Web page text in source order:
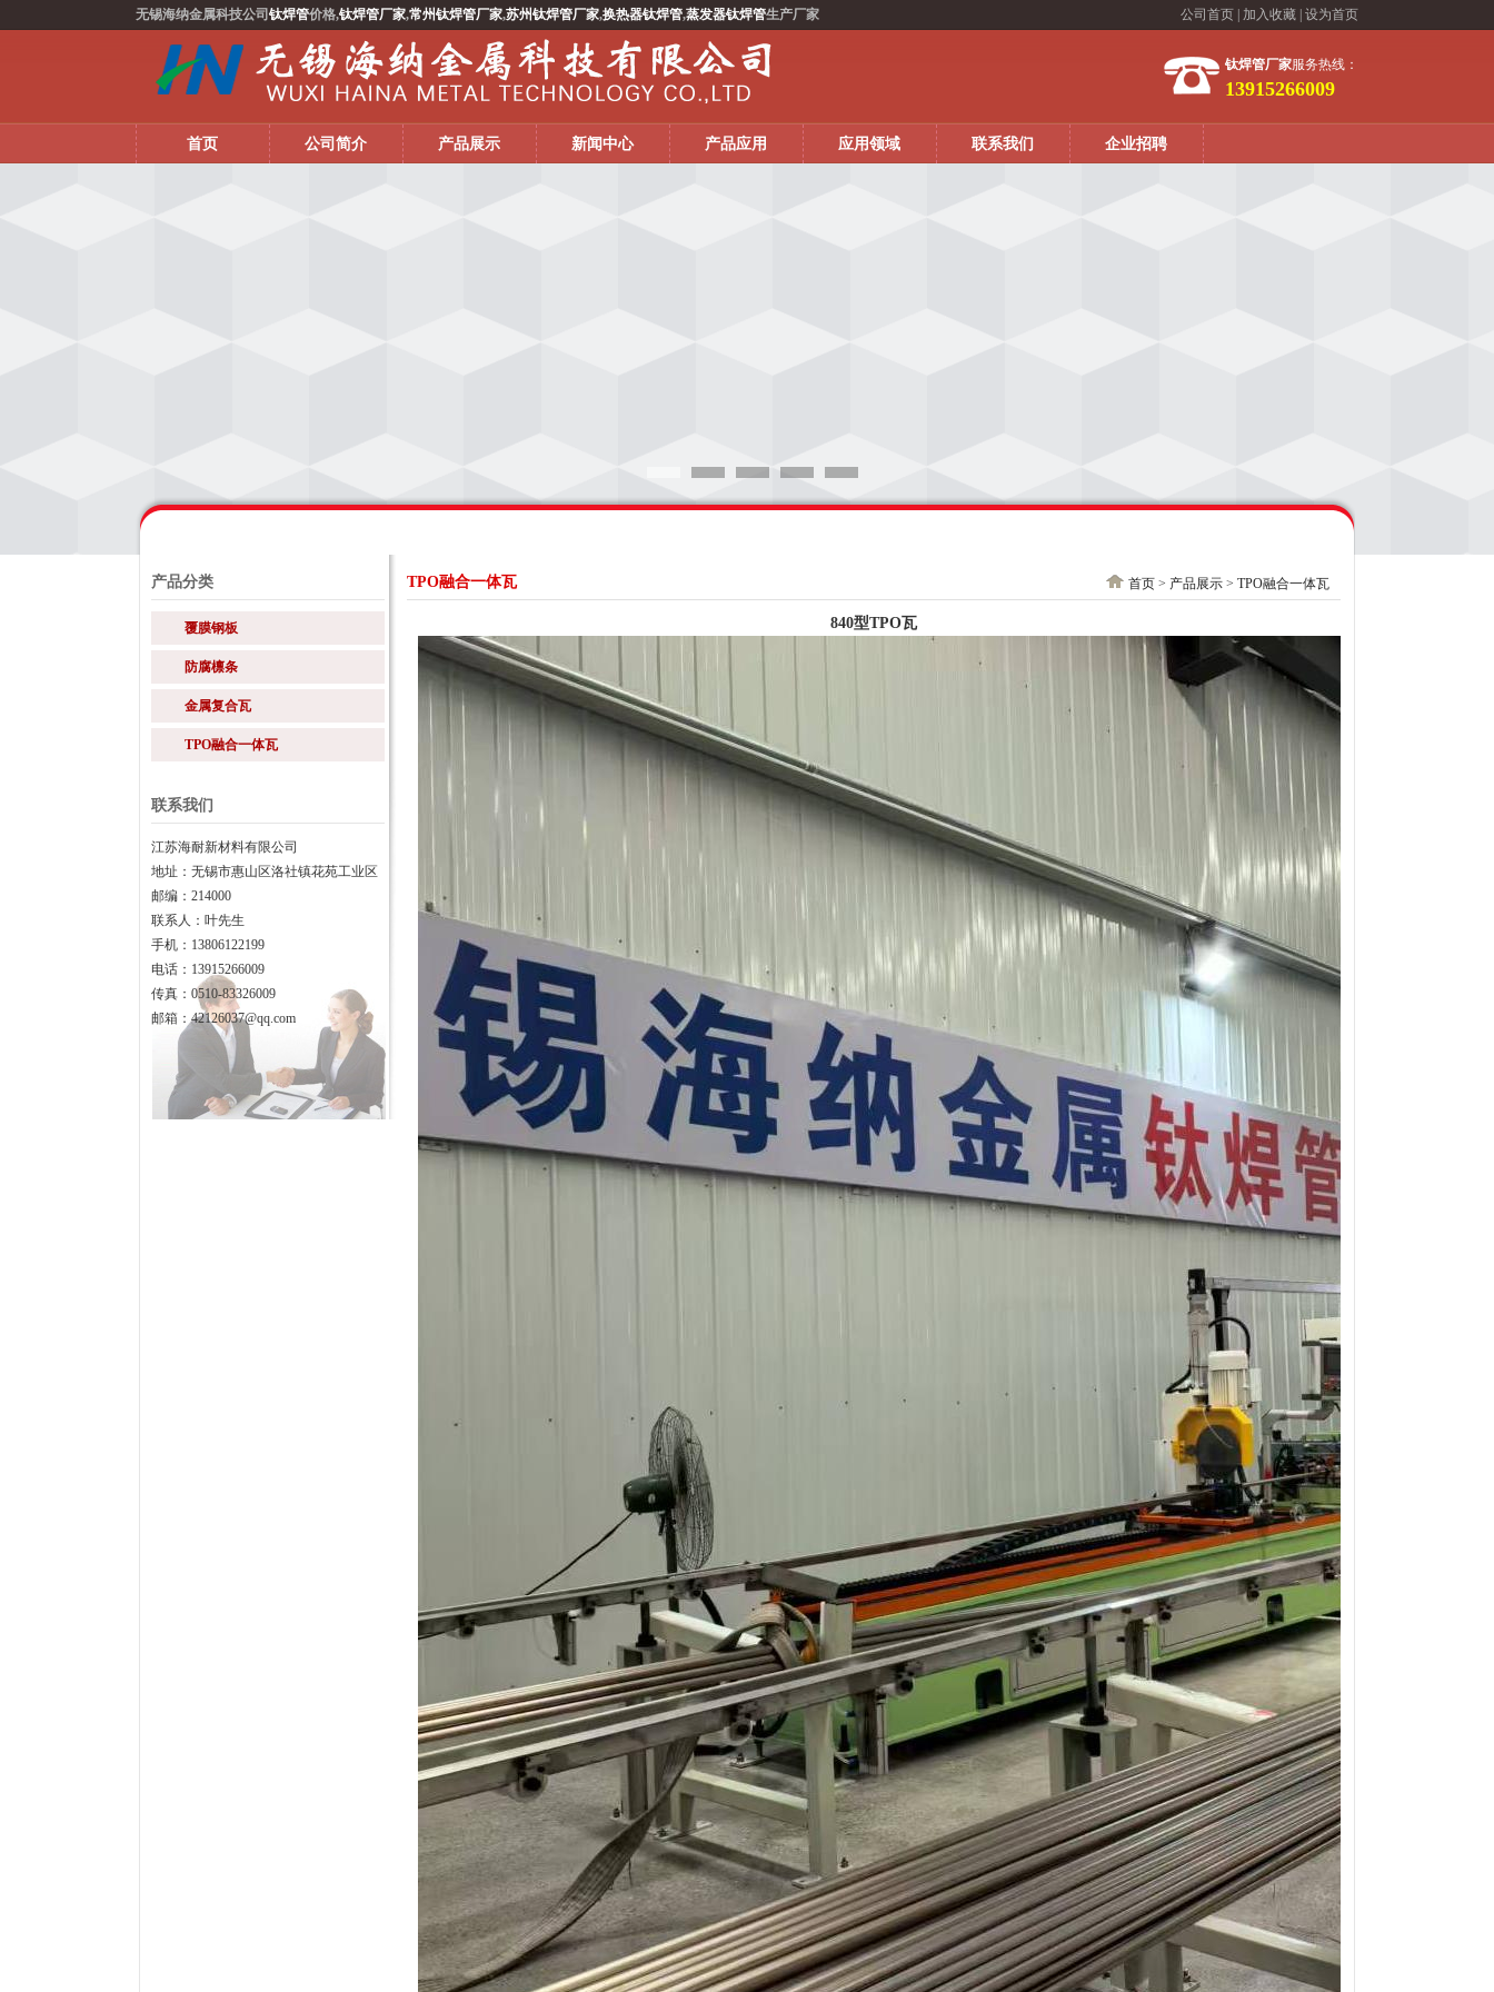
无锡海纳金属科技公司 钛焊管价格,钛焊管厂家,常州钛焊管厂家,苏州钛焊管厂家,换热器钛焊管,蒸发器钛焊管生产厂家 公司首页 加入收藏 设为首页
钛焊管厂家服务热线：
13915266009
首页 公司简介 产品展示 新闻中心 产品应用 应用领域 联系我们 企业招聘
产品分类
覆膜钢板
防腐檩条
金属复合瓦
TPO融合一体瓦
联系我们
江苏海耐新材料有限公司
地址：无锡市惠山区洛社镇花苑工业区
邮编：214000
联系人：叶先生
手机：13806122199
电话：13915266009
传真：0510-83326009
邮箱：42126037@qq.com
TPO融合一体瓦 首页 > 产品展示 > TPO融合一体瓦
840型TPO瓦